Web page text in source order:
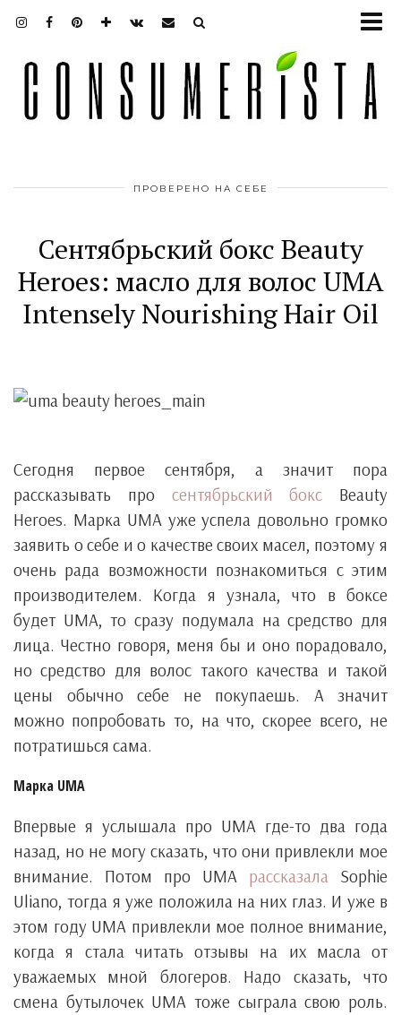
ПРОВЕРЕНО НА СЕБЕ
Сентябрьский бокс Beauty
Heroes: масло для волос UMA
Intensely Nourishing Hair Oil
Сегодня первое cентября, а значит пора
рассказывать про сентябрьский бокс Beauty
Heroes. Марка UMA уже успела довольно громко
заявить о себе и о качестве своих масел, поэтому я
очень рада возможности познакомиться с этим
производителем. Когда я узнала, что в боксе
будет UMA, то сразу подумала на средство для
лица. Честно говоря, меня бы и оно порадовало,
но средство для волос такого качества и такой
цены обычно себе не покупаешь. А значит
можно попробовать то, на что, скорее всего, не
потратишься сама.
Марка UMA
Впервые я услышала про UMA где-то два года
назад, но не могу сказать, что они привлекли мое
внимание. Потом про UMA рассказала Sophie
Uliano, тогда я уже положила на них глаз. И уже в
этом году UMA привлекли мое полное внимание,
когда я стала читать отзывы на их масла от
уважаемых мной блогеров. Надо сказать, что
смена бутылочек UMA тоже сыграла свою роль.